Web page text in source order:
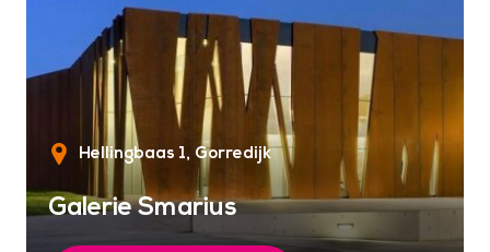
Hellingbaas 1 Gorredijk
Galerie Smarius